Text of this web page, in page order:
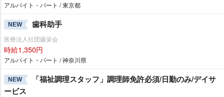
アルバイト・パート / 東京都
NEW 歯科助手
医療法人社団藤栄会
時給1,350円
アルバイト・パート / 神奈川県
NEW
「福祉調理スタッフ」調理師免許必須/日勤のみ/デイサ
ービス